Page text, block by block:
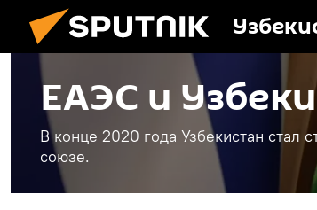
ЕАЭС и
В конце 2020 года Узбекистан стал
союзе.